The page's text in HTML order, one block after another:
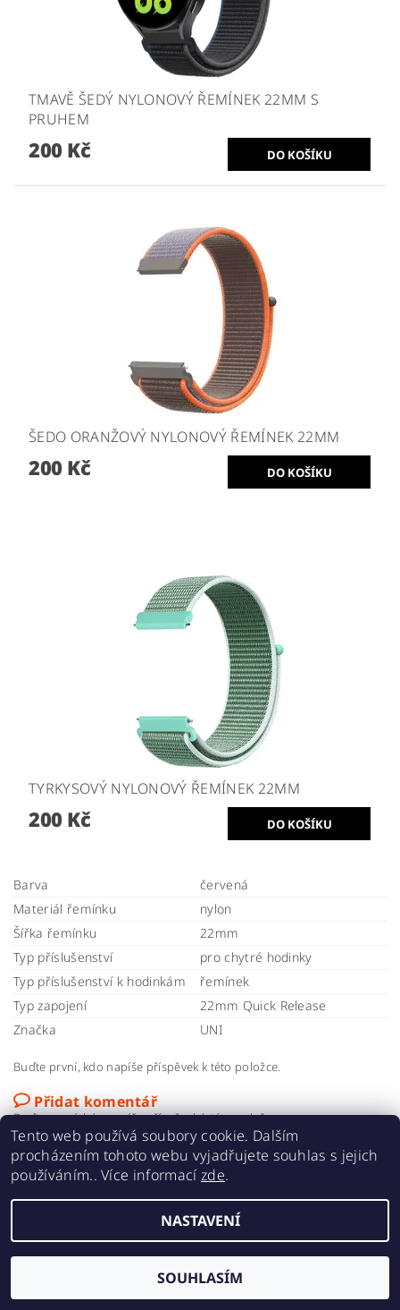
TMAVĚ ŠEDÝ NYLONOVÝ ŘEMÍNEK 22MM S
PRUHEM
200 Kč
ŠEDO ORANŽOVÝ NYLONOVÝ ŘEMÍNEK 22MM
200 Kč
TYRKYSOVÝ NYLONOVÝ ŘEMÍNEK 22MM
200 Kč
Barva
červená
Materiál řemínku
nylon
Šířka řemínku
22mm
Typ příslušenství
pro chytré hodinky
Typ příslušenství k hodinkám
řemínek
Typ zapojení
22mm Quick Release
Značka
UNI
Buďte první, kdo napíše příspěvek k této položce.
Přidat komentář
Buďte první, kdo napíše příspěvek k této položce.
5,0 1 hodnocení
5
1x
4
0x
1
Tento web používá soubory cookie. Dalším
procházením tohoto webu vyjadřujete souhlas s jejich
používáním.. Více informací zde.
NASTAVENÍ
SOUHLASÍM